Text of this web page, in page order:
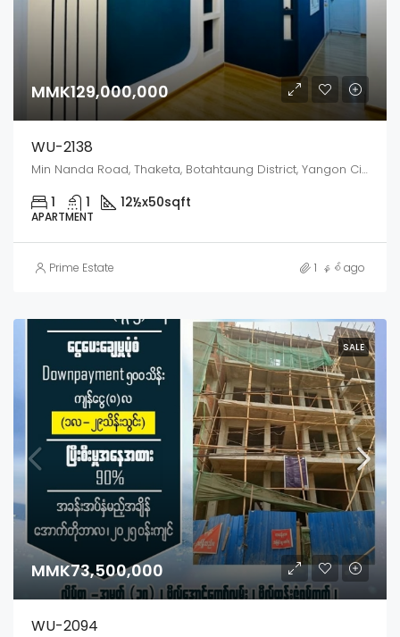
MMK129,000,000
WU-2138
Min Nanda Road, Thaketa, Botahtaung District, Yangon City, Yangon, 00923, Myanmar
1 1 12½x50sqft
APARTMENT
Prime Estate 1 နှစ် ago
SALE
MMK73,500,000
WU-2094